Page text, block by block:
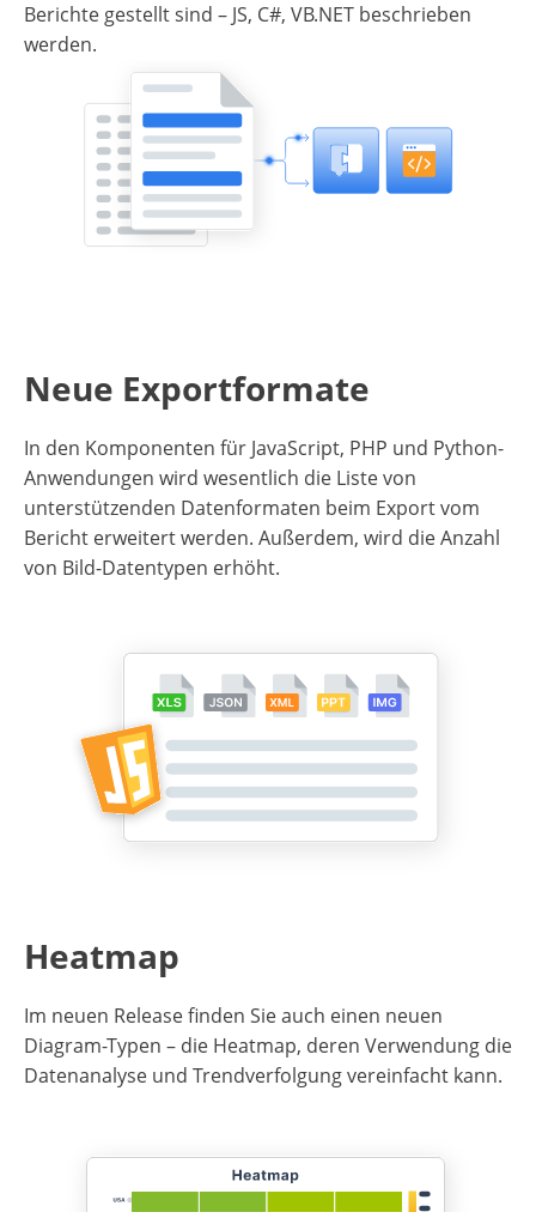
Berichte gestellt sind – JS, C#, VB.NET beschrieben
werden.
Neue Exportformate
In den Komponenten für JavaScript, PHP und Python-
Anwendungen wird wesentlich die Liste von
unterstützenden Datenformaten beim Export vom
Bericht erweitert werden. Außerdem, wird die Anzahl
von Bild-Datentypen erhöht.
Heatmap
Im neuen Release finden Sie auch einen neuen
Diagram-Typen – die Heatmap, deren Verwendung die
Datenanalyse und Trendverfolgung vereinfacht kann.